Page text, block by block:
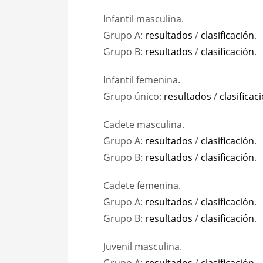
Infantil masculina.
Grupo A: resultados / clasificación.
Grupo B: resultados / clasificación.
Infantil femenina.
Grupo único: resultados /
Cadete masculina.
Grupo A: resultados / clasificación.
Grupo B: resultados / clasificación.
Cadete femenina.
Grupo A: resultados / clasificación.
Grupo B: resultados / clasificación.
Juvenil masculina.